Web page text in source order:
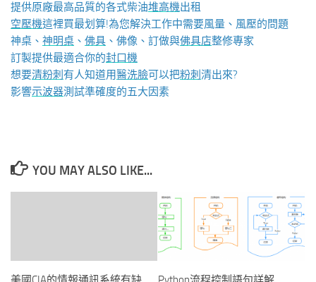
提供原廠最高品質的各式柴油堆高機出租
空壓機這裡買最划算!為您解決工作中需要風量、風壓的問題
神桌、 神明桌 、 佛具 、佛像、訂做與佛具店整修專家
訂製提供最適合你的封口機
想要清粉刺 有人知道用醫洗臉可以把粉刺 清出來?
影響示波器測試準確度的五大因素
YOU MAY ALSO LIKE...